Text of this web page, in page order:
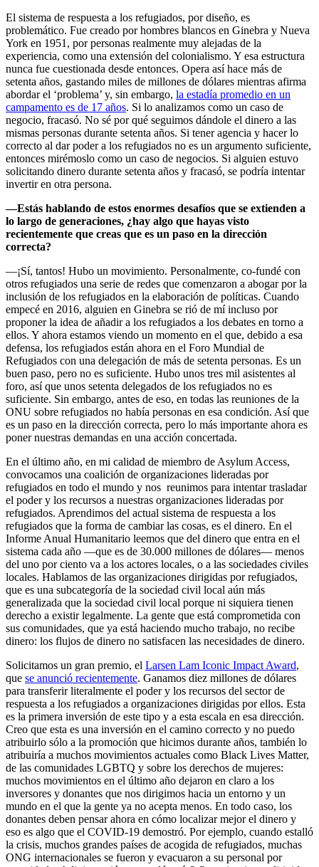
El sistema de respuesta a los refugiados, por diseño, es
problemático. Fue creado por hombres blancos en Ginebra y Nueva
York en 1951, por personas realmente muy alejadas de la
experiencia, como una extensión del colonialismo. Y esa estructura
nunca fue cuestionada desde entonces. Opera así hace más de
setenta años, gastando miles de millones de dólares mientras afirma
abordar el ‘problema’ y, sin embargo, la estadía promedio en un
campamento es de 17 años. Si lo analizamos como un caso de
negocio, fracasó. No sé por qué seguimos dándole el dinero a las
mismas personas durante setenta años. Si tener agencia y hacer lo
correcto al dar poder a los refugiados no es un argumento suficiente,
entonces mirémoslo como un caso de negocios. Si alguien estuvo
solicitando dinero durante setenta años y fracasó, se podría intentar
invertir en otra persona.
—Estás hablando de estos enormes desafíos que se extienden a
lo largo de generaciones, ¿hay algo que hayas visto
recientemente que creas que es un paso en la dirección
correcta?
—¡Sí, tantos! Hubo un movimiento. Personalmente, co-fundé con
otros refugiados una serie de redes que comenzaron a abogar por la
inclusión de los refugiados en la elaboración de políticas. Cuando
empecé en 2016, alguien en Ginebra se rió de mí incluso por
proponer la idea de añadir a los refugiados a los debates en torno a
ellos. Y ahora estamos viendo un momento en el que, debido a esa
defensa, los refugiados están ahora en el Foro Mundial de
Refugiados con una delegación de más de setenta personas. Es un
buen paso, pero no es suficiente. Hubo unos tres mil asistentes al
foro, así que unos setenta delegados de los refugiados no es
suficiente. Sin embargo, antes de eso, en todas las reuniones de la
ONU sobre refugiados no había personas en esa condición. Así que
es un paso en la dirección correcta, pero lo más importante ahora es
poner nuestras demandas en una acción concertada.
En el último año, en mi calidad de miembro de Asylum Access,
convocamos una coalición de organizaciones lideradas por
refugiados en todo el mundo y nos reunimos para intentar trasladar
el poder y los recursos a nuestras organizaciones lideradas por
refugiados. Aprendimos del actual sistema de respuesta a los
refugiados que la forma de cambiar las cosas, es el dinero. En el
Informe Anual Humanitario leemos que del dinero que entra en el
sistema cada año —que es de 30.000 millones de dólares— menos
del uno por ciento va a los actores locales, o a las sociedades civiles
locales. Hablamos de las organizaciones dirigidas por refugiados,
que es una subcategoría de la sociedad civil local aún más
generalizada que la sociedad civil local porque ni siquiera tienen
derecho a existir legalmente. La gente que está comprometida con
sus comunidades, que ya está haciendo mucho trabajo, no recibe
dinero: los flujos de dinero no satisfacen las necesidades de dinero.
Solicitamos un gran premio, el Larsen Lam Iconic Impact Award,
que se anunció recientemente. Ganamos diez millones de dólares
para transferir literalmente el poder y los recursos del sector de
respuesta a los refugiados a organizaciones dirigidas por ellos. Esta
es la primera inversión de este tipo y a esta escala en esa dirección.
Creo que esta es una inversión en el camino correcto y no puedo
atribuirlo sólo a la promoción que hicimos durante años, también lo
atribuiría a muchos movimientos actuales como Black Lives Matter,
de las comunidades LGBTQ y sobre los derechos de mujeres:
muchos movimientos en el último año dejaron en claro a los
inversores y donantes que nos dirigimos hacia un entorno y un
mundo en el que la gente ya no acepta menos. En todo caso, los
donantes deben pensar ahora en cómo localizar mejor el dinero y
eso es algo que el COVID-19 demostró. Por ejemplo, cuando estalló
la crisis, muchos grandes países de acogida de refugiados, muchas
ONG internacionales se fueron y evacuaron a su personal por